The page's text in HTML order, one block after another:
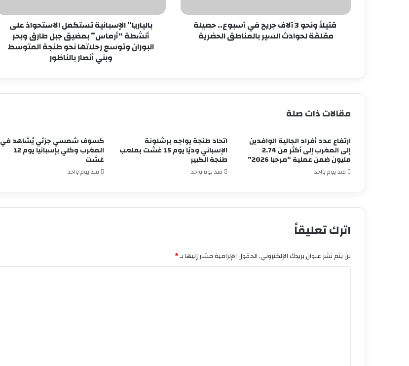
مقلقة
لحوادث
قتيلاً ونحو 3 آلاف جريح في أسبوع.. حصيلة
مقلقة لحوادث السير بالمناطق الحضرية
جبل
البوران
وتوسع
نحو
المتوسط
بالياريا” الإسبانية تستكمل الاستحواذ على
أنشطة “أرماس” بمضيق جبل طارق وبحر
البوران وتوسع رحلاتها نحو طنجة المتوسط
وبني أنصار بالناظور
مقالات ذات صلة
ارتفاع عدد أفراد الجالية الوافدين
إلى المغرب إلى أكثر من 2.74
مليون ضمن عملية “مرحبا 2026”
منذ يوم واحد
اتحاد طنجة يواجه برشلونة
الإسباني وديًا يوم 15 غشت بملعب
طنجة الكبير
منذ يوم واحد
كسوف شمسي جزئي يُشاهد في
المغرب وكلي بإسبانيا يوم 12
غشت
منذ يوم واحد
اترك تعليقاً
لن يتم نشر عنوان بريدك الإلكتروني.الحقول الإلزامية مشار إليها بـ*